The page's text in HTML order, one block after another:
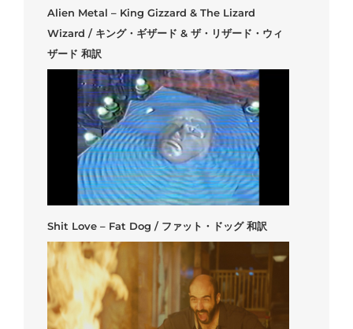
Alien Metal – King Gizzard & The Lizard
Wizard / キング・ギザード & ザ・リザード・ウィ
ザード 和訳
Shit Love – Fat Dog / ファット・ドッグ 和訳